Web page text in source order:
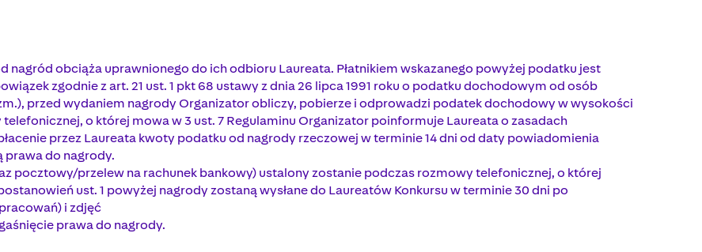
obciąża uprawnionego do ich odbioru Laureata. Płatnikiem wskazanego powyżej podatku jest
zgodnie z art. 21 ust. 1 pkt 68 ustawy z dnia 26 lipca 1991 roku o podatku dochodowym od osób
zm.), przed wydaniem nagrody Organizator obliczy, pobierze i odprowadzi podatek dochodowy w wysokości
o której mowa w 3 ust. 7 Regulaminu Organizator poinformuje Laureata o zasadach
przez Laureata kwoty podatku od nagrody rzeczowej w terminie 14 dni od daty powiadomienia
prawa do nagrody.
pocztowy/przelew na rachunek bankowy) ustalony zostanie podczas rozmowy telefonicznej, o której
ust. 1 powyżej nagrody zostaną wysłane do Laureatów Konkursu w terminie 30 dni po
i zdjęć
prawa do nagrody.